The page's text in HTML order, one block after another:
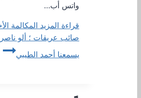
واتس أب…
قراءة المزيد المكالمة
صائب عريقات ؛ ألو
يسمعنا أحمد الطيبي